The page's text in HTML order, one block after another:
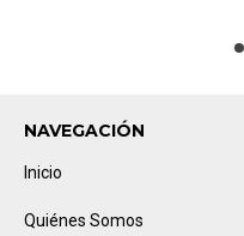
NAVEGACIÓN
Inicio
Quiénes Somos